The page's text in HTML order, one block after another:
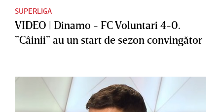
SUPERLIGA
VIDEO | Dinamo - FC Voluntari 4-0.
”Câinii” au un start de sezon convingător